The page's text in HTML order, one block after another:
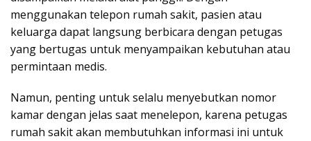
menggunakan telepon rumah sakit, pasien atau
keluarga dapat langsung berbicara dengan petugas
yang bertugas untuk menyampaikan kebutuhan atau
permintaan medis.
Namun, penting untuk selalu menyebutkan nomor
kamar dengan jelas saat menelepon, karena petugas
rumah sakit akan membutuhkan informasi ini untuk